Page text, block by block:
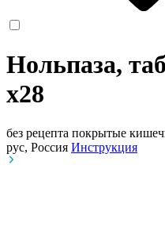
Нольпаза,
x28
без рецепта покрытые
рус, Россия Инструкция